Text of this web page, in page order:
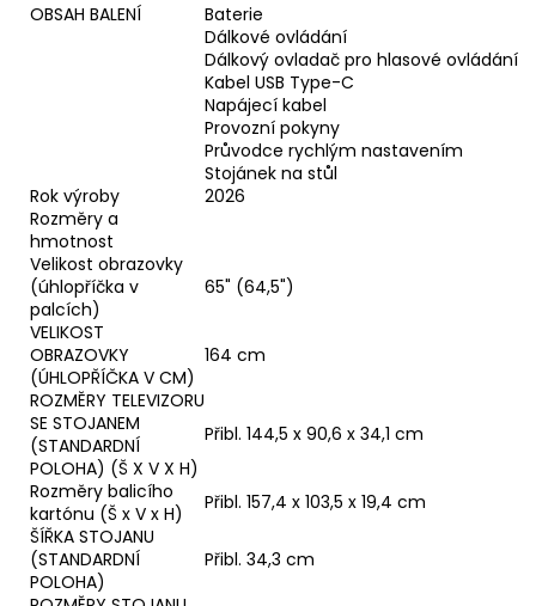
OBSAH BALENÍ
Baterie
Dálkové ovládání
Dálkový ovladač pro hlasové ovládání
Kabel USB Type-C
Napájecí kabel
Provozní pokyny
Průvodce rychlým nastavením
Stojánek na stůl
Rok výroby
2026
Rozměry a
hmotnost
Velikost obrazovky
(úhlopříčka v
palcích)
65" (64,5")
VELIKOST
OBRAZOVKY
(ÚHLOPŘÍČKA V CM)
164 cm
ROZMĚRY TELEVIZORU
SE STOJANEM
(STANDARDNÍ
POLOHA) (Š X V X H)
Přibl. 144,5 x 90,6 x 34,1 cm
Rozměry balicího
kartónu (Š x V x H)
Přibl. 157,4 x 103,5 x 19,4 cm
ŠÍŘKA STOJANU
(STANDARDNÍ
POLOHA)
Přibl. 34,3 cm